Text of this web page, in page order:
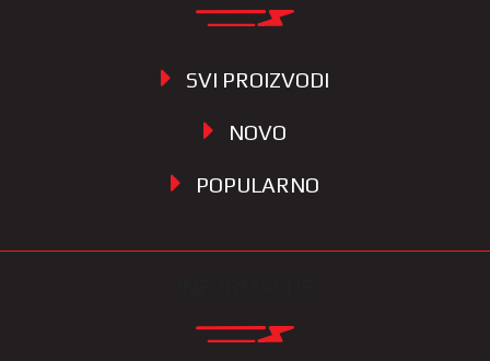
SVI PROIZVODI
NOVO
POPULARNO